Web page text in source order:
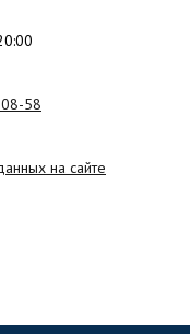
58
на сайте